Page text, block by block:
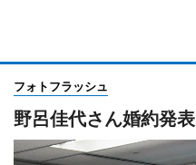
フォトフラッシュ
野呂佳代さん婚約発表